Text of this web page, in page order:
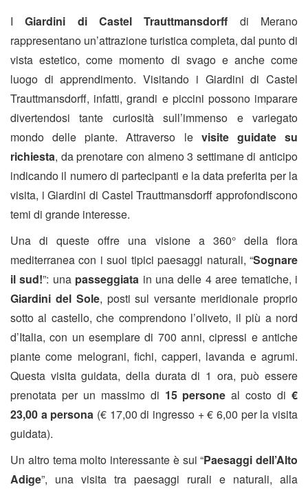
IGiardini di Castel Trauttmansdorff di Merano
rappresentano un’attrazione turistica completa, dal punto di
vista estetico, come momento di svago e anche come
luogo di apprendimento. Visitando i Giardini di Castel
Trauttmansdorff, infatti, grandi e piccini possono imparare
divertendosi tante curiosità sull’immenso e variegato
mondo delle piante. Attraverso le visite guidate su
richiesta, da prenotare con almeno 3 settimane di anticipo
indicando il numero di partecipanti e la data preferita per la
visita, i Giardini di Castel Trauttmansdorff approfondiscono
temi di grande interesse.
Una di queste offre una visione a 360° della flora
mediterranea con i suoi tipici paesaggi naturali, “Sognare
il sud!”: una passeggiata in una delle 4 aree tematiche, i
Giardini del Sole, posti sul versante meridionale proprio
sotto al castello, che comprendono l’oliveto, il più a nord
d’Italia, con un esemplare di 700 anni, cipressi e antiche
piante come melograni, fichi, capperi, lavanda e agrumi.
Questa visita guidata, della durata di 1 ora, può essere
prenotata per un massimo di 15 persone al costo di€
23,00 a persona (€ 17,00 di ingresso + € 6,00 per la visita
guidata).
Un altro tema molto interessante è sui “Paesaggi dell’Alto
Adige”, una visita tra paesaggi rurali e naturali, alla